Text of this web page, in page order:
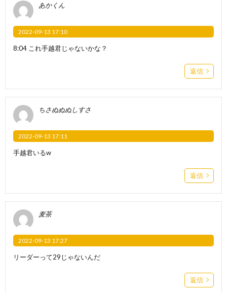
あかくん
2022-09-13 17:10
8:04 これ手越君じゃないかな？
返信
ちさぬぬぬしすさ
2022-09-13 17:11
手越君いるw
返信
麦茶
2022-09-13 17:27
リーダーって29じゃないんだ
返信